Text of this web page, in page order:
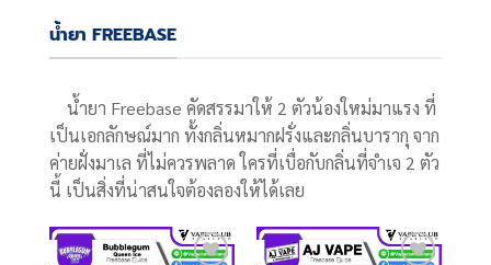
น้ำยา FREEBASE
น้ำยา Freebase คัดสรรมาให้ 2 ตัวน้องใหม่มาแรง ที่
เป็นเอกลักษณ์มาก ทั้งกลิ่นหมากฝรั่งและกลิ่นบารากุ จาก
ค่ายฝั่งมาเล ที่ไม่ควรพลาด ใครที่เบื่อกับกลิ่นที่จำเจ 2 ตัว
นี้ เป็นสิ่งที่น่าสนใจต้องลองให้ได้เลย